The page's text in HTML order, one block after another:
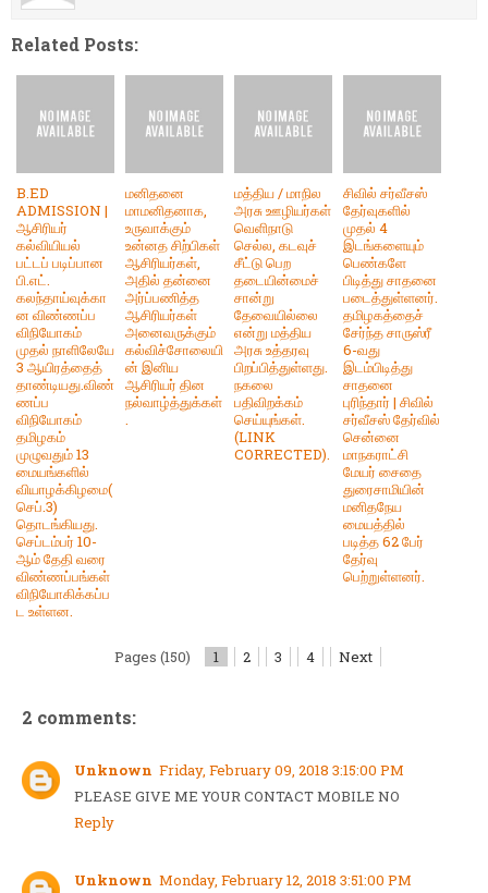
Related Posts:
B.ED
ADMISSION |
ஆசிரியர்
கல்வியியல்
பட்டப் படிப்பான
பி.எட்.
கலந்தாய்வுக்கா
ன விண்ணப்ப
விநியோகம்
முதல் நாளிலேயே
3 ஆயிரத்தைத்
தாண்டியது.விண்
ணப்ப
விநியோகம்
தமிழகம்
முழுவதும் 13
மையங்களில்
வியாழக்கிழமை(
செப்.3)
தொடங்கியது.
செப்டம்பர் 10-
ஆம் தேதி வரை
விண்ணப்பங்கள்
விநியோகிக்கப்ப
ட உள்ளன.
மனிதனை
மாமனிதனாக,
உருவாக்கும்
உன்னத சிற்பிகள்
ஆசிரியர்கள்,
அதில் தன்னை
அர்ப்பணித்த
ஆசிரியர்கள்
அனைவருக்கும்
கல்விச்சோலையி
ன் இனிய
ஆசிரியர் தின
நல்வாழ்த்துக்கள்
.
மத்திய / மாநில
அரசு ஊழியர்கள்
வெளிநாடு
செல்ல, கடவுச்
சீட்டு பெற
தடையின்மைச்
சான்று
தேவையில்லை
என்று மத்திய
அரசு உத்தரவு
பிறப்பித்துள்ளது.
நகலை
பதிவிறக்கம்
செய்யுங்கள்.
(LINK
CORRECTED).
சிவில் சர்வீசஸ்
தேர்வுகளில்
முதல் 4
இடங்களையும்
பெண்களே
பிடித்து சாதனை
படைத்துள்ளனர்.
தமிழகத்தைச்
சேர்ந்த சாருஸ்ரீ
6-வது
இடம்பிடித்து
சாதனை
புரிந்தார் | சிவில்
சர்வீசஸ் தேர்வில்
சென்னை
மாநகராட்சி
மேயர் சைதை
துரைசாமியின்
மனிதநேய
மையத்தில்
படித்த 62 பேர்
தேர்வு
பெற்றுள்ளனர்.
Pages (150) 1 2 3 4 Next
2 comments:
Unknown Friday, February 09, 2018 3:15:00 PM
PLEASE GIVE ME YOUR CONTACT MOBILE NO
Reply
Unknown Monday, February 12, 2018 3:51:00 PM